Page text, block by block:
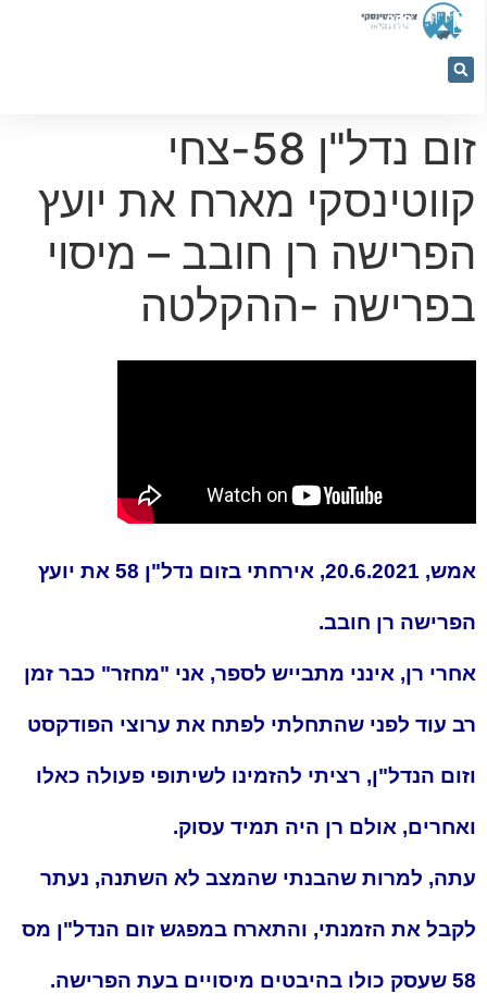
053-
5366884
זום נדל"ן 58-צחי
קווטינסקי מארח את יועץ
הפרישה רן חובב – מיסוי
בפרישה -ההקלטה
אמש, 20.6.2021, אירחתי בזום נדל"ן 58 את יועץ
הפרישה רן חובב.
אחרי רן, אינני מתבייש לספר, אני "מחזר" כבר זמן
רב עוד לפני שהתחלתי לפתח את ערוצי הפודקסט
וזום הנדל"ן, רציתי להזמינו לשיתופי פעולה כאלו
ואחרים, אולם רן היה תמיד עסוק.
עתה, למרות שהבנתי שהמצב לא השתנה, נעתר
לקבל את הזמנתי, והתארח במפגש זום הנדל"ן מס
58 שעסק כולו בהיבטים מיסויים בעת הפרישה.